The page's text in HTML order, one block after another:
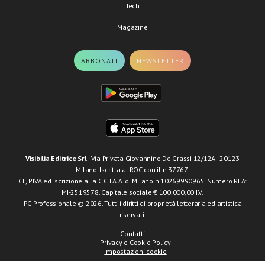
Tech
Magazine
ABBONATI NEWSLETTER
Visibilia Editrice Srl- Via Privata Giovannino De Grassi 12/12A - 20123
Milano. Iscritta al ROC con il n.37767.
CF, P.IVA ed iscrizione alla C.C.I.A.A. di Milano n.10269990965. Numero REA:
MI-2519578. Capitale sociale € 100.000,00 I.V.
PC Professionale © 2026. Tutti i diritti di proprietà letteraria ed artistica
riservati.
Contatti
Privacy e Cookie Policy
Impostazioni cookie